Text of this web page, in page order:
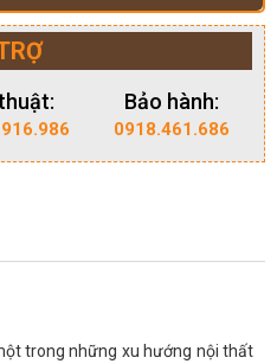
Bảo hành:
0918.461.686
trong những xu hướng nội thất